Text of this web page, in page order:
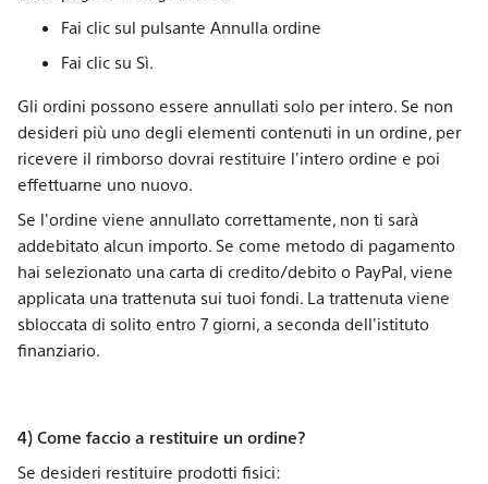
Fai clic sul pulsante Annulla ordine
Fai clic su Sì.
Gli ordini possono essere annullati solo per intero. Se non
desideri più uno degli elementi contenuti in un ordine, per
ricevere il rimborso dovrai restituire l'intero ordine e poi
effettuarne uno nuovo.
Se l'ordine viene annullato correttamente, non ti sarà
addebitato alcun importo. Se come metodo di pagamento
hai selezionato una carta di credito/debito o PayPal, viene
applicata una trattenuta sui tuoi fondi. La trattenuta viene
sbloccata di solito entro 7 giorni, a seconda dell'istituto
finanziario.
4) Come faccio a restituire un ordine?
Se desideri restituire prodotti fisici: